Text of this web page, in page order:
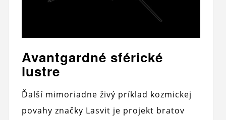
Avantgardné sférické
lustre
Ďalší mimoriadne živý príklad kozmickej
povahy značky Lasvit je projekt bratov